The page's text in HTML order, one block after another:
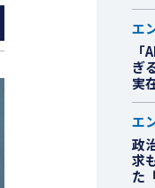
エ
ぎ
実
エ
政
求
た